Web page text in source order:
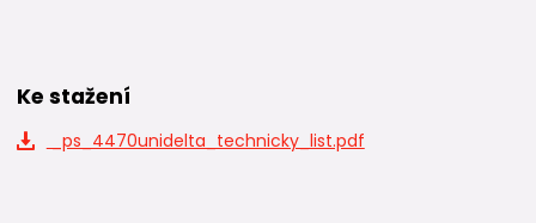
Ke stažení
_ps_4470unidelta_technicky_list.pdf